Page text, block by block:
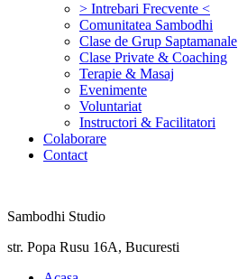
> Intrebari Frecvente <
Comunitatea Sambodhi
Clase de Grup Saptamanale
Clase Private & Coaching
Terapie & Masaj
‎Evenimente
Voluntariat
‏‏‎Instructori & Facilitatori
Colaborare
Contact
Sambodhi Studio
str. Popa Rusu 16A, Bucuresti